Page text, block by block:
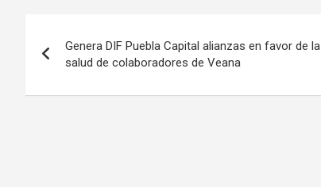
de
entradas
Genera DIF Puebla Capital alianzas en favor de la
salud de colaboradores de Veana